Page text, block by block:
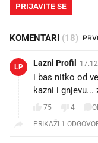
PRIJAVITE SE
KOMENTARI (18)
LP Lazni Profil
i bas nitko od
kazni i gnjevu...
75 4
PRIKAŽI 1